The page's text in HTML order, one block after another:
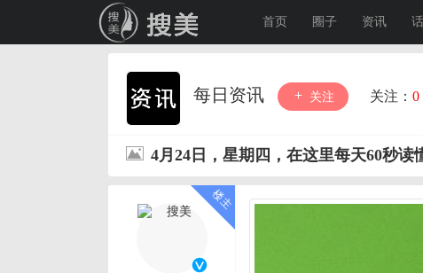
首页 圈子 资讯
每日资讯 关注 关注： 0
4月24日，星期四，在这里每天60秒读